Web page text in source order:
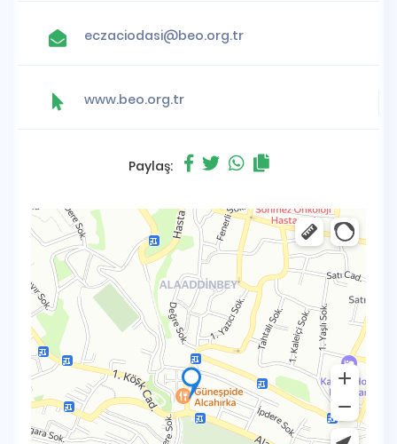
eczaciodasi@beo.org.tr
www.beo.org.tr
Paylaş: